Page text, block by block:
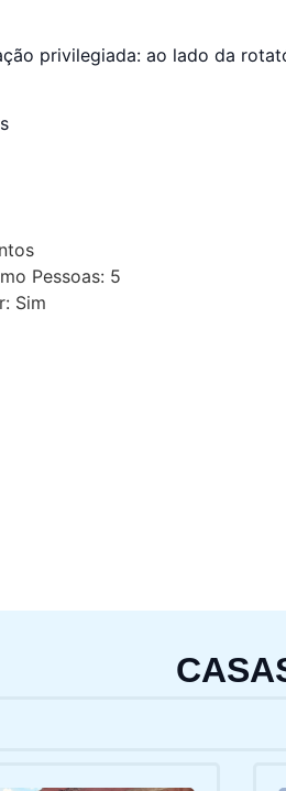
privilegiada: ao lado da
Pessoas: 5
Sim